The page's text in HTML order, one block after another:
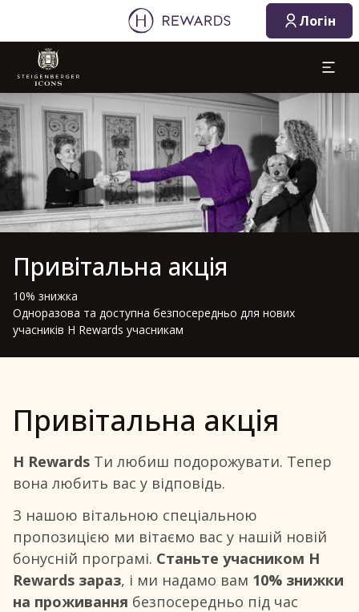
Логін
Слайд 1 з 1
Привітальна акція
10% знижка
Одноразова та доступна безпосередньо для нових
учасників H Rewards учасникам
Привітальна акція
H Rewards Ти любиш подорожувати. Тепер
вона любить вас у відповідь.
З нашою вітальною спеціальною
пропозицією ми вітаємо вас у нашій новій
бонусній програмі. Станьте учасником H
Rewards зараз, і ми надамо вам 10% знижки
на проживання безпосередньо під час